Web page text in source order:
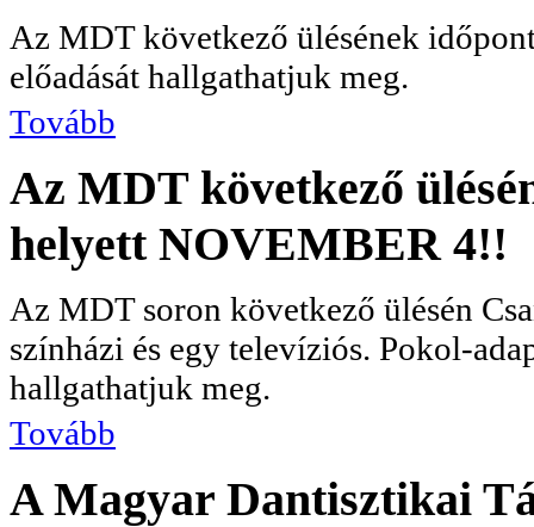
Az MDT következő ülésének
előadását hallgathatjuk meg.
Tovább
Az MDT következő
helyett NOVEMBER 4!!
Az MDT soron következő ülésén
színházi és egy televíziós. Pokol-
hallgathatjuk meg.
Tovább
A Magyar Dantisztikai